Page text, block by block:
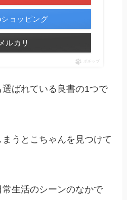
ョッピング
メルカリ
ポチップ
ばれている良書の1つで
うとこちゃんを見つけて
生活のシーンのなかで